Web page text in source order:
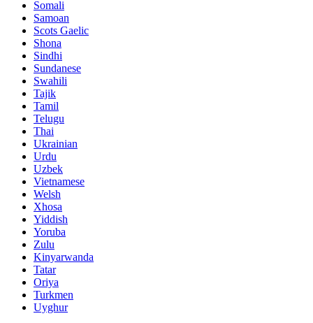
Somali
Samoan
Scots Gaelic
Shona
Sindhi
Sundanese
Swahili
Tajik
Tamil
Telugu
Thai
Ukrainian
Urdu
Uzbek
Vietnamese
Welsh
Xhosa
Yiddish
Yoruba
Zulu
Kinyarwanda
Tatar
Oriya
Turkmen
Uyghur